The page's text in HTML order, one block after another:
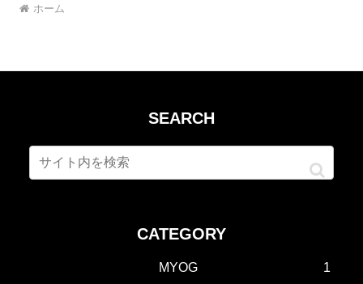
ホーム
SEARCH
CATEGORY
MYOG 1